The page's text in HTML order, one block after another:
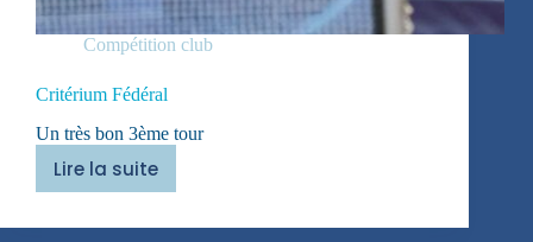
Compétition club
Critérium Fédéral
Un très bon 3ème tour
Lire la suite
Critérium